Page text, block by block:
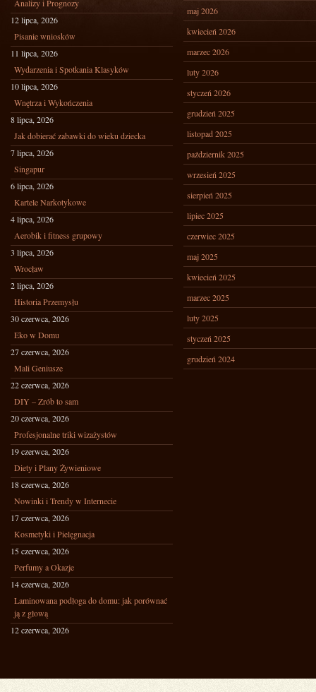
Analizy i Prognozy
12 lipca, 2026
Pisanie wniosków
11 lipca, 2026
Wydarzenia i Spotkania Klasyków
10 lipca, 2026
Wnętrza i Wykończenia
8 lipca, 2026
Jak dobierać zabawki do wieku dziecka
7 lipca, 2026
Singapur
6 lipca, 2026
Kartele Narkotykowe
4 lipca, 2026
Aerobik i fitness grupowy
3 lipca, 2026
Wrocław
2 lipca, 2026
Historia Przemysłu
30 czerwca, 2026
Eko w Domu
27 czerwca, 2026
Mali Geniusze
22 czerwca, 2026
DIY – Zrób to sam
20 czerwca, 2026
Profesjonalne triki wizażystów
19 czerwca, 2026
Diety i Plany Żywieniowe
18 czerwca, 2026
Nowinki i Trendy w Internecie
17 czerwca, 2026
Kosmetyki i Pielęgnacja
15 czerwca, 2026
Perfumy a Okazje
14 czerwca, 2026
Laminowana podłoga do domu: jak porównać
ją z głową
12 czerwca, 2026
maj 2026
kwiecień 2026
marzec 2026
luty 2026
styczeń 2026
grudzień 2025
listopad 2025
październik 2025
wrzesień 2025
sierpień 2025
lipiec 2025
czerwiec 2025
maj 2025
kwiecień 2025
marzec 2025
luty 2025
styczeń 2025
grudzień 2024